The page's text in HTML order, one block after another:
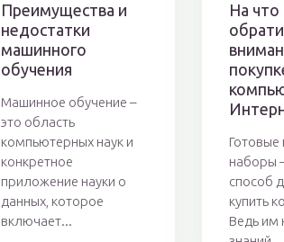
Преимущества и
недостатки
машинного
обучения
Машинное обучение –
это область
компьютерных наук и
конкретное
приложение науки о
данных, которое
включает...
На что
наборы
способ
купить
Ведь им